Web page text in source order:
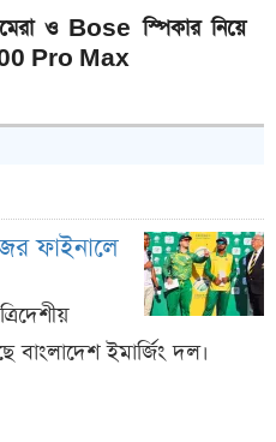
ও Bose স্পিকার নিয়ে
Pro Max
ফাইনালে
বাংলাদেশ ইমার্জিং দল।